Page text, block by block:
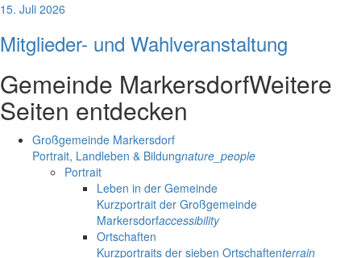
15. Juli 2026
Mitglieder- und Wahlveranstaltung
Gemeinde MarkersdorfWeitere
Seiten entdecken
Großgemeinde Markersdorf
Portrait, Landleben & Bildungnature_people
Portrait
Leben in der Gemeinde
Kurzportrait der Großgemeinde
Markersdorfaccessibility
Ortschaften
Kurzportraits der sieben Ortschaftenterrain